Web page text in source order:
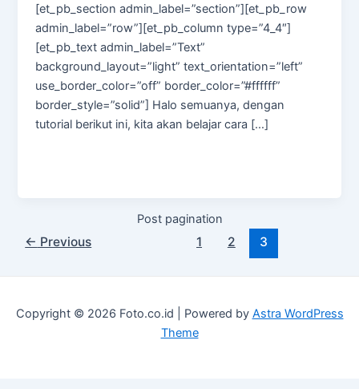
[et_pb_section admin_label=”section”][et_pb_row
admin_label=”row”][et_pb_column type=”4_4″]
[et_pb_text admin_label=”Text”
background_layout=”light” text_orientation=”left”
use_border_color=”off” border_color=”#ffffff”
border_style=”solid”] Halo semuanya, dengan
tutorial berikut ini, kita akan belajar cara […]
Post pagination
← Previous 1 2 3
Copyright © 2026 Foto.co.id | Powered by Astra WordPress
Theme